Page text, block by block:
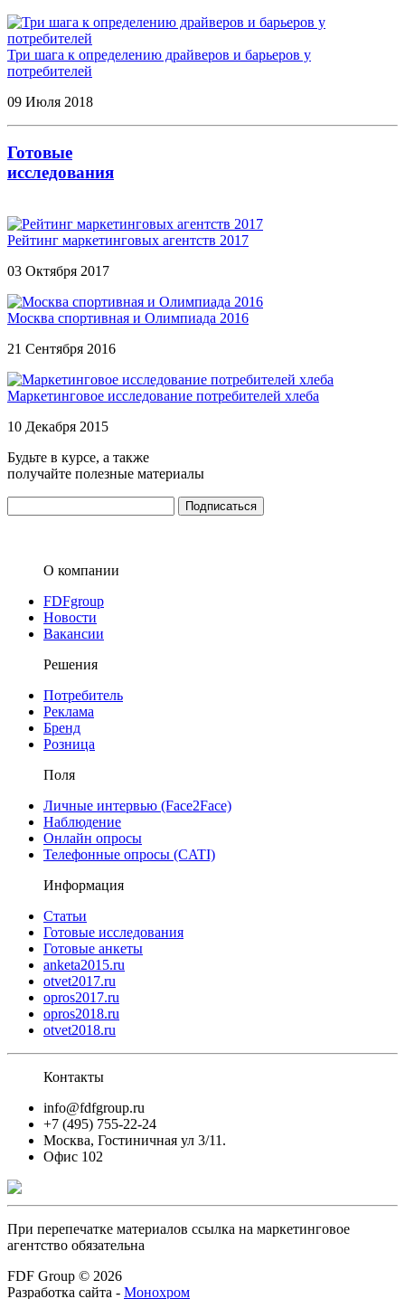
Три шага к определению драйверов и барьеров у
потребителей
09 Июля 2018
Готовые
исследования
Рейтинг маркетинговых агентств 2017
03 Октября 2017
Москва спортивная и Олимпиада 2016
21 Сентября 2016
Маркетинговое исследование потребителей хлеба
10 Декабря 2015
Будьте в курсе, а также
получайте полезные материалы
О компании
FDFgroup
Новости
Вакансии
Решения
Потребитель
Реклама
Бренд
Розница
Поля
Личные интервью (Face2Face)
Наблюдение
Онлайн опросы
Телефонные опросы (CATI)
Информация
Статьи
Готовые исследования
Готовые анкеты
anketa2015.ru
otvet2017.ru
opros2017.ru
opros2018.ru
otvet2018.ru
Контакты
info@fdfgroup.ru
+7 (495) 755-22-24
Москва, Гостиничная ул 3/11.
Офис 102
При перепечатке материалов ссылка на маркетинговое
агентство обязательна
FDF Group © 2026
Разработка сайта - Монохром